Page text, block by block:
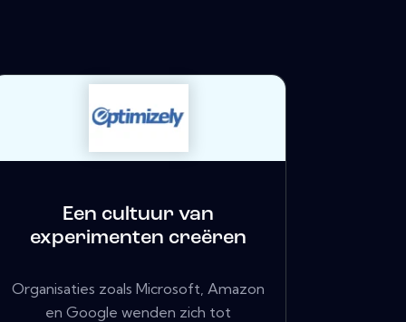
Een cultuur van
experimenten creëren
Organisaties zoals Microsoft, Amazon
en Google wenden zich tot